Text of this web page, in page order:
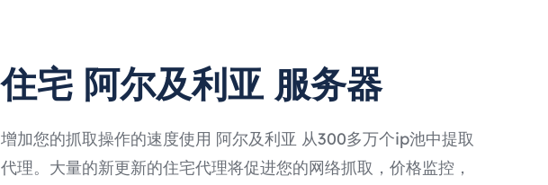
住宅 阿尔及利亚 服务器
增加您的抓取操作的速度使用 阿尔及利亚 从300多万个ip池中提取
代理。大量的新更新的住宅代理将促进您的网络抓取，价格监控，